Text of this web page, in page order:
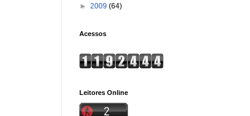
► 2009 (64)
Acessos
Leitores Online